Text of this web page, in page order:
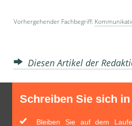
Vorhergehender Fachbegriff:
Diesen Artikel der
Schreiben Sie sich
Bleiben Sie auf dem